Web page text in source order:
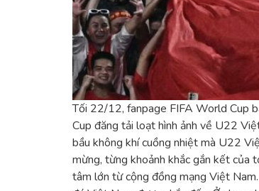
Tối 22/12, fanpage FIFA World Cup
Cup đăng tải loạt hình ảnh về U22
bầu không khí cuồng nhiệt mà U22
mừng, từng khoảnh khắc gắn kết của
tâm lớn từ cộng đồng mạng Việt